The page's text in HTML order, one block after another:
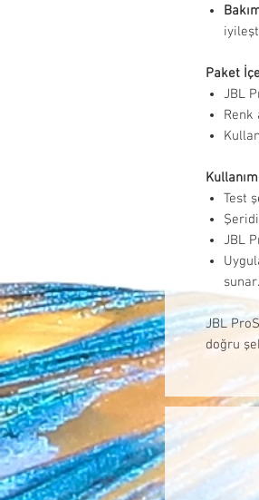
Paket
JBL
Renk
Test
JBL
sunar.
JBL
doğru